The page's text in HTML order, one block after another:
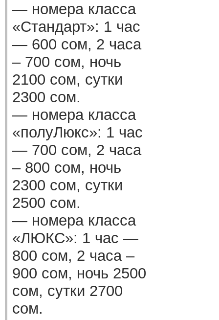
— номера класса
«Стандарт»: 1 час
— 600 сом, 2 часа
– 700 сом, ночь
2100 сом, сутки
2300 сом.
— номера класса
«полуЛюкс»: 1 час
— 700 сом, 2 часа
– 800 сом, ночь
2300 сом, сутки
2500 сом.
— номера класса
«ЛЮКС»: 1 час —
800 сом, 2 часа –
900 сом, ночь 2500
сом, сутки 2700
сом.